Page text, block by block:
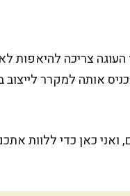
כל רגע שווה את זה. ההכנה עצמה לוקחת בערך 20 דקות, ואז העוגה צריכה
אותה למקרר
ואני כאן כדי ללוות